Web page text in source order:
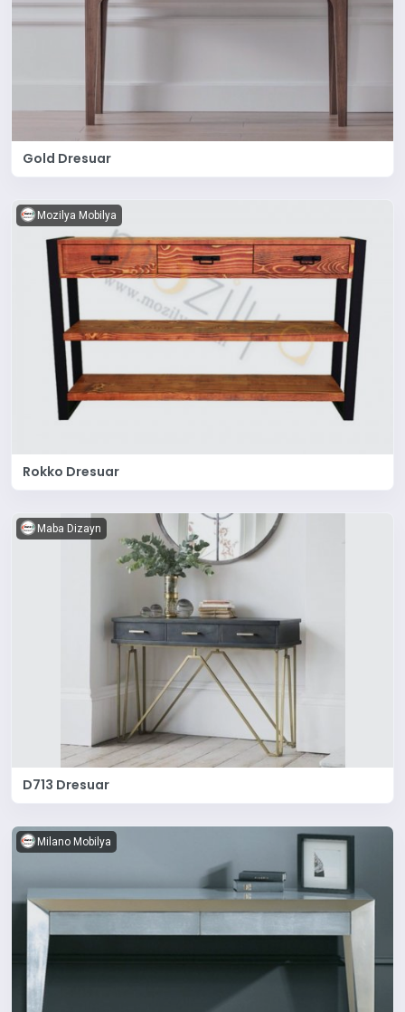
Gold Dresuar
Mozilya Mobilya
Rokko Dresuar
Maba Dizayn
D713 Dresuar
Milano Mobilya